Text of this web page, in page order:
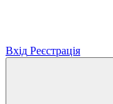
Вхід Реєстрація